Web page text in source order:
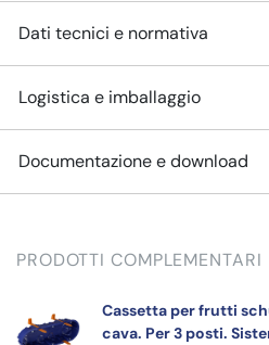
Dati tecnici e normativa
Logistica e imballaggio
Documentazione e download
PRODOTTI COMPLEMENTARI
Cassetta per frutti
cava. Per 3 posti.